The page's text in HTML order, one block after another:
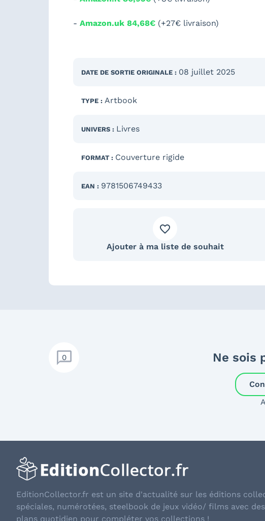
- Amazon.uk 84,68€ (+27€ livraison)
DATE DE SORTIE ORIGINALE : 08 juillet 2025
TYPE : Artbook
UNIVERS : Livres
FORMAT : Couverture rigide
EAN : 9781506749433
Ajouter à ma liste de souhait
0 Ne sois
EditionCollector.fr est un site d'actualité sur les éditions
spéciales, numérotées, steelbook de jeux vidéo/ films avec
plans quotidien pour compléter vos collections !